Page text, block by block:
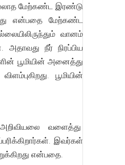
இல்லாத மேற்கண்ட இரண்டு
என்பதை மேற்கண்ட
வானம்
நீர் நிரப்பிய
பூமியின் அனைத்து
பூமியின்
வளைத்து
இவர்கள்
என்பதை.